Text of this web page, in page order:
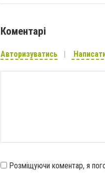
Коментарі
Авторизуватись
Розміщуючи коментар, я